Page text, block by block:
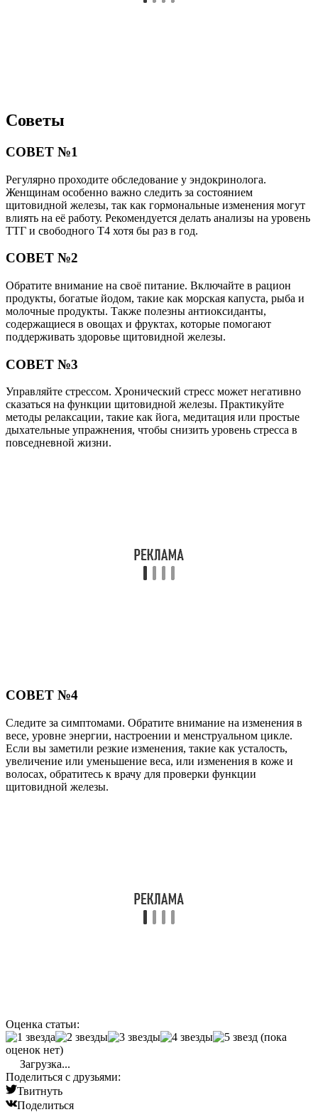
Советы
СОВЕТ №1
Регулярно проходите обследование у эндокринолога.
Женщинам особенно важно следить за состоянием
щитовидной железы, так как гормональные изменения могут
влиять на её работу. Рекомендуется делать анализы на уровень
ТТГ и свободного Т4 хотя бы раз в год.
СОВЕТ №2
Обратите внимание на своё питание. Включайте в рацион
продукты, богатые йодом, такие как морская капуста, рыба и
молочные продукты. Также полезны антиоксиданты,
содержащиеся в овощах и фруктах, которые помогают
поддерживать здоровье щитовидной железы.
СОВЕТ №3
Управляйте стрессом. Хронический стресс может негативно
сказаться на функции щитовидной железы. Практикуйте
методы релаксации, такие как йога, медитация или простые
дыхательные упражнения, чтобы снизить уровень стресса в
повседневной жизни.
СОВЕТ №4
Следите за симптомами. Обратите внимание на изменения в
весе, уровне энергии, настроении и менструальном цикле.
Если вы заметили резкие изменения, такие как усталость,
увеличение или уменьшение веса, или изменения в коже и
волосах, обратитесь к врачу для проверки функции
щитовидной железы.
Оценка статьи:
(пока
оценок нет)
Загрузка...
Поделиться с друзьями:
Твитнуть
Поделиться